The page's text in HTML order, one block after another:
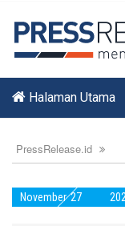
Halaman Utama
PressRelease.id
November 27